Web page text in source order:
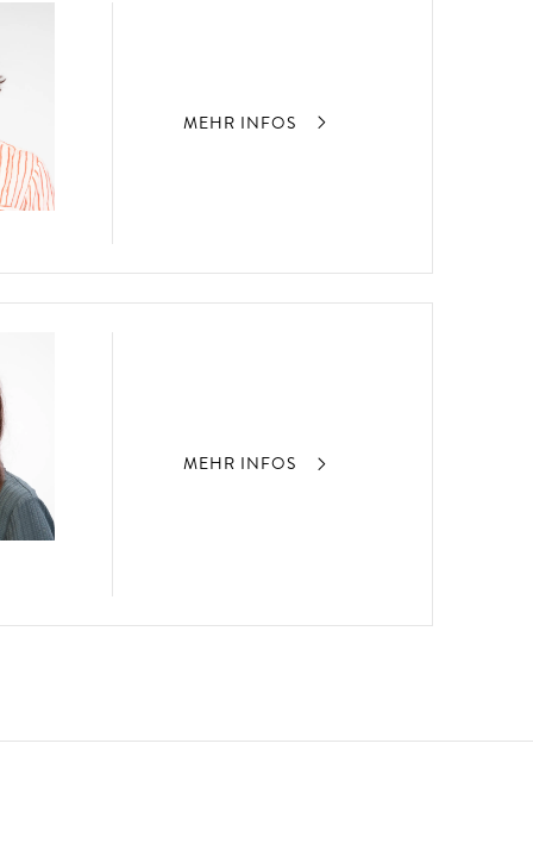
MEHR INFOS
MEHR INFOS